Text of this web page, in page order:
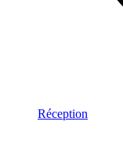
Réception